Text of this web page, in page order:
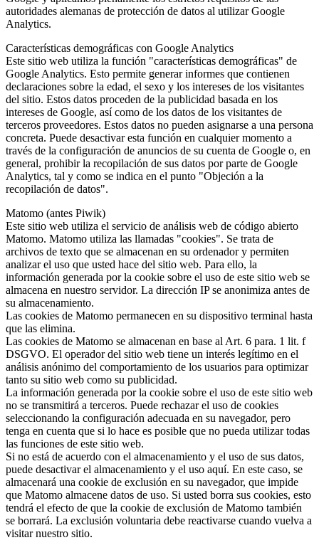
autoridades alemanas de protección de datos al utilizar Google
Analytics.
Características demográficas con Google Analytics
Este sitio web utiliza la función "características demográficas" de
Google Analytics. Esto permite generar informes que contienen
declaraciones sobre la edad, el sexo y los intereses de los visitantes
del sitio. Estos datos proceden de la publicidad basada en los
intereses de Google, así como de los datos de los visitantes de
terceros proveedores. Estos datos no pueden asignarse a una persona
concreta. Puede desactivar esta función en cualquier momento a
través de la configuración de anuncios de su cuenta de Google o, en
general, prohibir la recopilación de sus datos por parte de Google
Analytics, tal y como se indica en el punto "Objeción a la
recopilación de datos".
Matomo (antes Piwik)
Este sitio web utiliza el servicio de análisis web de código abierto
Matomo. Matomo utiliza las llamadas "cookies". Se trata de
archivos de texto que se almacenan en su ordenador y permiten
analizar el uso que usted hace del sitio web. Para ello, la
información generada por la cookie sobre el uso de este sitio web se
almacena en nuestro servidor. La dirección IP se anonimiza antes de
su almacenamiento.
Las cookies de Matomo permanecen en su dispositivo terminal hasta
que las elimina.
Las cookies de Matomo se almacenan en base al Art. 6 para. 1 lit. f
DSGVO. El operador del sitio web tiene un interés legítimo en el
análisis anónimo del comportamiento de los usuarios para optimizar
tanto su sitio web como su publicidad.
La información generada por la cookie sobre el uso de este sitio web
no se transmitirá a terceros. Puede rechazar el uso de cookies
seleccionando la configuración adecuada en su navegador, pero
tenga en cuenta que si lo hace es posible que no pueda utilizar todas
las funciones de este sitio web.
Si no está de acuerdo con el almacenamiento y el uso de sus datos,
puede desactivar el almacenamiento y el uso aquí. En este caso, se
almacenará una cookie de exclusión en su navegador, que impide
que Matomo almacene datos de uso. Si usted borra sus cookies, esto
tendrá el efecto de que la cookie de exclusión de Matomo también
se borrará. La exclusión voluntaria debe reactivarse cuando vuelva a
visitar nuestro sitio.